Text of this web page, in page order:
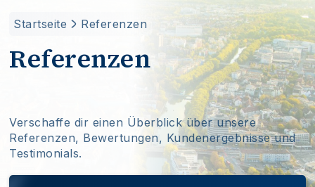
Startseite Referenzen
Referenzen
Verschaffe dir einen Überblick über unsere
Referenzen, Bewertungen, Kundenergebnisse und
Testimonials.